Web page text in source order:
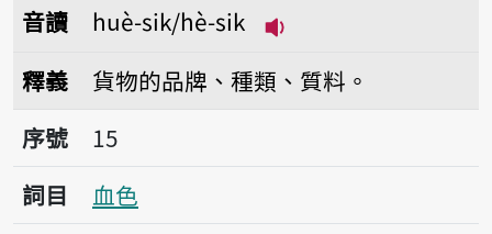
音讀
huè-sik/hè-sik
釋義
貨物的品牌、種類、質料。
序號15血色
序號
15
詞目
血色